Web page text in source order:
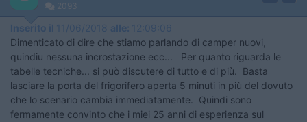
2093
Inserito il 11/06/2018 alle: 12:09:06
Dimenticato di dire che stiamo parlando di camper nuovi,
quindiu nessuna incrostazione ecc... Per quanto riguarda le
tabelle tecniche... si può discutere di tutto e di più. Basta
lasciare la porta del frigorifero aperta 5 minuti in più del dovuto
che lo scenario cambia immediatamente. Quindi sono
fermamente convinto che i miei 25 anni di esperienza sul